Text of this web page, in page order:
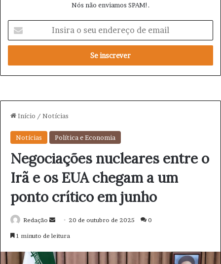
Nós não enviamos SPAM!.
s
r
a
u
e
e
a